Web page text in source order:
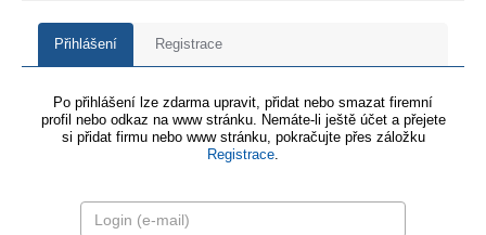
Přihlášení Registrace
Po přihlášení lze zdarma upravit, přidat nebo smazat firemní
profil nebo odkaz na www stránku. Nemáte-li ještě účet a přejete
si přidat firmu nebo www stránku, pokračujte přes záložku
Registrace.